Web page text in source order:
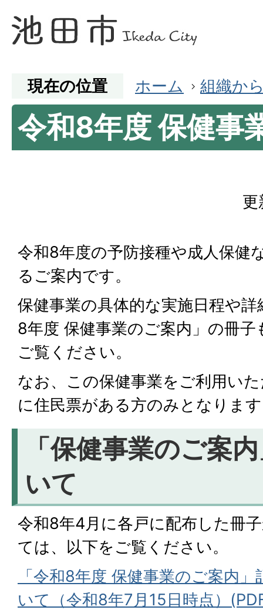
現在の位置 ホーム 組織か
令和8年度 保健事
更
令和8年度の予防接種や成人保健
るご案内です。
保健事業の具体的な実施日程や
8年度 保健事業のご案内」の冊
ご覧ください。
なお、この保健事業をご利用い
に住民票がある方のみとなりま
「保健事業のご案
いて
令和8年4月に各戸に配布した冊
ては、以下をご覧ください。
「令和8年度 保健事業のご案内
いて（令和8年7月15日時点）